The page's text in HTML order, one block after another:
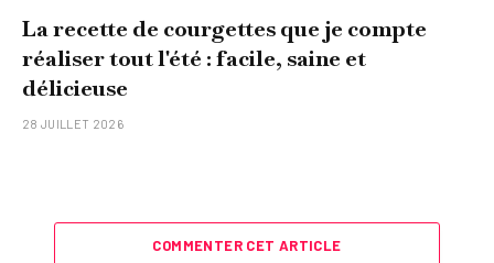
La recette de courgettes que je compte
réaliser tout l'été : facile, saine et
délicieuse
28 JUILLET 2026
COMMENTER CET ARTICLE